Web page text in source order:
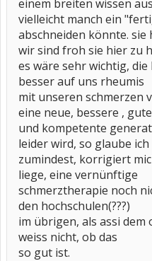
einem breiten wissen
vielleicht manch ein
abschneiden könnte.
wir sind froh sie hier zu
es wäre sehr wichtig,
besser auf uns rheumis
mit unseren schmerzen
eine neue, bessere , gute
und kompetente
leider wird, so glaube ich
zumindest, korrigiert
liege, eine vernünftige
schmerztherapie noch
den hochschulen(???)
im übrigen, als assi dem
weiss nicht, ob das
so gut ist.